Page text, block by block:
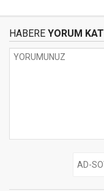
HABERE YORUM KAT